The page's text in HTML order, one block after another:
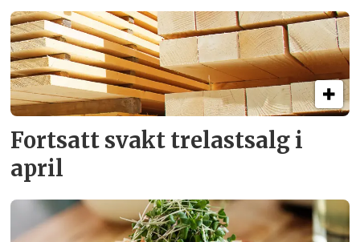
Fortsatt svakt trelastsalg i
april